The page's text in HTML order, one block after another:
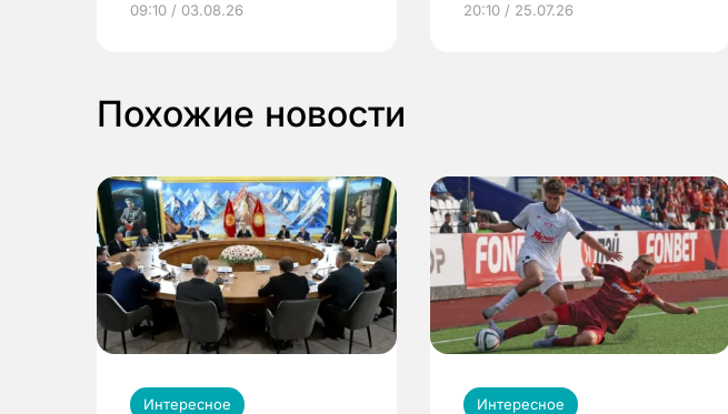
выиграть призы
09:10 / 03.08.26 20:10 / 25.07.26
Похожие новости
Интересное Интересное